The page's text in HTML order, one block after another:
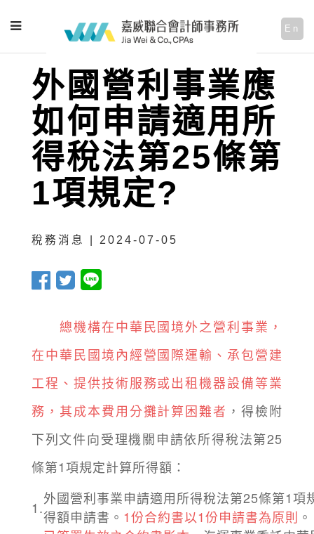
En
外國營利事業應
如何申請適用所
得稅法第25條第
1項規定?
稅務消息 | 2024-07-05
總機構在中華民國境外之營利事業，
在中華民國境內經營國際運輸、承包營建
工程、提供技術服務或出租機器設備等業
務，其成本費用分攤計算困難者 ，得檢附
下列文件向受理機關申請依所得稅法第25
條第1項規定計算所得額：
1.
外國營利事業申請適用所得稅法第25條第1項
得額申請書。 1份合約書以1份申請書為原則 。